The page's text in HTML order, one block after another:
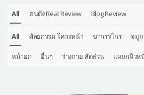
All คนดัง Real Review Blog Review
All ศัลยกรรม โครงหน้า ขากรรไกร จมูก
หน้าอก อื่นๆ ร่างกาย-สัดส่วน แผนกผิวห